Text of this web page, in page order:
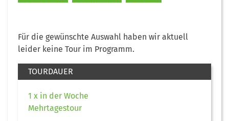
Für die gewünschte Auswahl haben wir aktuell
leider keine Tour im Programm.
TOURDAUER
1 x in der Woche
Mehrtagestour